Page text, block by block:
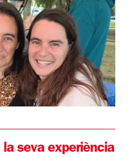
seva experiència